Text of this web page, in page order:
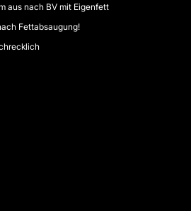
aus nach BV mit Eigenfett
Fettabsaugung!